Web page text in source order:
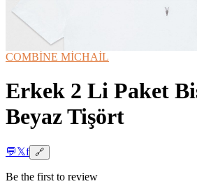
›
📦 Kargo Bedava
COMBİNE MİCHAİL
Erkek 2 Li Paket
Beyaz Tişört
💬𝕏f 🔗
Be the first to review